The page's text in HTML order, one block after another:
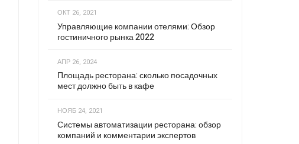
ОКТ 26, 2021
Управляющие компании отелями: Обзор
гостиничного рынка 2022
АПР 26, 2024
Площадь ресторана: сколько посадочных
мест должно быть в кафе
НОЯБ 24, 2021
Системы автоматизации ресторана: обзор
компаний и комментарии экспертов